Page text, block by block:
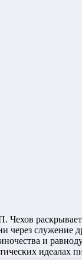
Чехов
через служение
и
идеалах